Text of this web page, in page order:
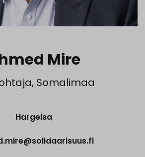
Mire
Somalimaa
Hargeisa